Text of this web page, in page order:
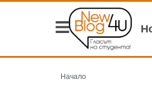
Начало